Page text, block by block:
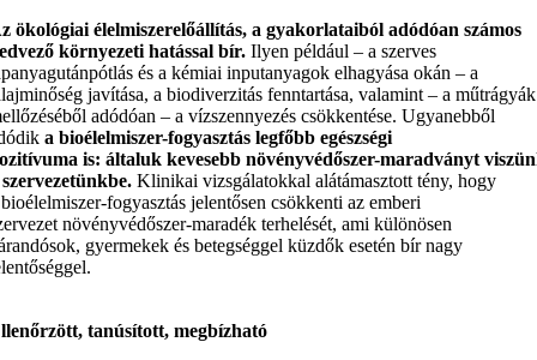
ökológiai élelmiszerelőállítás, a gyakorlataiból adódóan számos
környezeti hatással bír. Ilyen például – a szerves
és a kémiai inputanyagok elhagyása okán – a
javítása, a biodiverzitás fenntartása, valamint – a műtrágyák
adódóan – a vízszennyezés csökkentése. Ugyanebből
a bioélelmiszer-fogyasztás legfőbb egészségi
is: általuk kevesebb növényvédőszer-maradványt
szervezetünkbe.Klinikai vizsgálatokkal alátámasztott tény, hogy
fogyasztás jelentősen csökkenti az emberi
növényvédőszer-maradék terhelését, ami különösen
gyermekek és betegséggel küzdők esetén bír nagy
tanúsított, megbízható